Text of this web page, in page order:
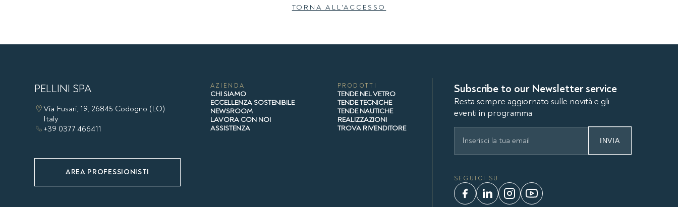
TORNA ALL'ACCESSO
PELLINI SPA
Via Fusari, 19, 26845 Codogno (LO)
Italy
+39 0377 466411
AREA PROFESSIONISTI
AZIENDA
CHI SIAMO
ECCELLENZA SOSTENIBILE
NEWSROOM
LAVORA CON NOI
ASSISTENZA
PRODOTTI
TENDE NEL VETRO
TENDE TECNICHE
TENDE NAUTICHE
REALIZZAZIONI
TROVA RIVENDITORE
Subscribe to our Newsletter service
Resta sempre aggiornato sulle novità e gli
eventi in programma
INVIA
SEGUICI SU